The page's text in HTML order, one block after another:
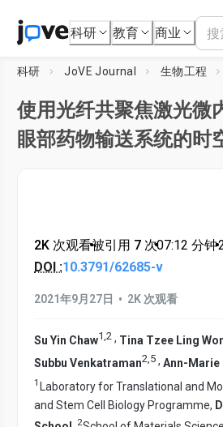
科研 教育 商业
科研 JoVE Journal 生物工程
使用光纤共聚焦激光微
眼部药物输送系统的时
2K 次观看•被引用 7 次•07:12 分钟•
DOI :10.3791/62685-v
2021年9月27日 • 2K 次观看
Su Yin Chaw1,2 , Tina Tzee Ling
Subbu Venkatraman2 5 , Ann-Marie
1
Laboratory for Translational and
and Stem Cell Biology Programme,
2